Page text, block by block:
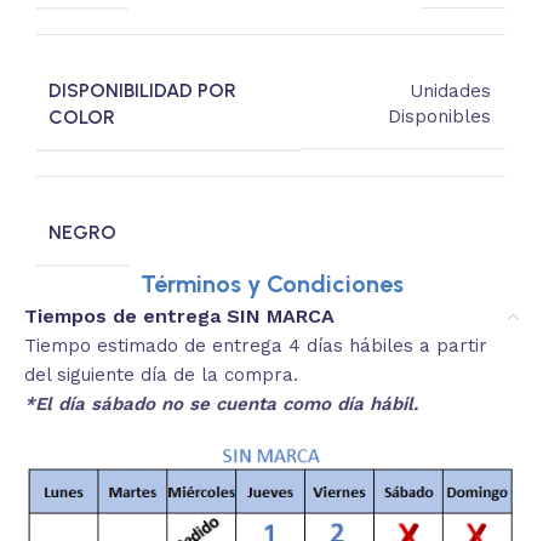
DISPONIBILIDAD POR
COLOR
Unidades
Disponibles
NEGRO
Términos y Condiciones
Tiempos de entrega SIN MARCA
Tiempo estimado de entrega 4 días hábiles a partir
del siguiente día de la compra.
*El día sábado no se cuenta como día hábil.